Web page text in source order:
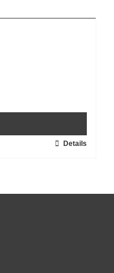
Details